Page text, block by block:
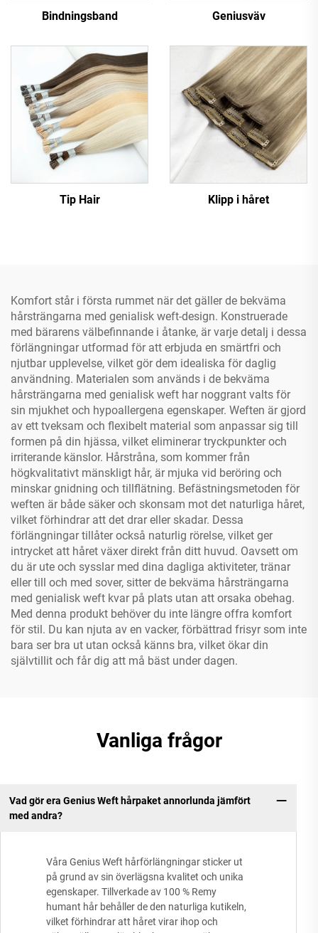
Bindningsband Geniusväv
Tip Hair Klipp i håret
Komfort står i första rummet när det gäller de bekväma
hårsträngarna med genialisk weft-design. Konstruerade
med bärarens välbefinnande i åtanke, är varje detalj i dessa
förlängningar utformad för att erbjuda en smärtfri och
njutbar upplevelse, vilket gör dem idealiska för daglig
användning. Materialen som används i de bekväma
hårsträngarna med genialisk weft har noggrant valts för
sin mjukhet och hypoallergena egenskaper. Weften är gjord
av ett tveksam och flexibelt material som anpassar sig till
formen på din hjässa, vilket eliminerar tryckpunkter och
irriterande känslor. Hårstråna, som kommer från
högkvalitativt mänskligt hår, är mjuka vid beröring och
minskar gnidning och tillflätning. Befästningsmetoden för
weften är både säker och skonsam mot det naturliga håret,
vilket förhindrar att det drar eller skadar. Dessa
förlängningar tillåter också naturlig rörelse, vilket ger
intrycket att håret växer direkt från ditt huvud. Oavsett om
du är ute och sysslar med dina dagliga aktiviteter, tränar
eller till och med sover, sitter de bekväma hårsträngarna
med genialisk weft kvar på plats utan att orsaka obehag.
Med denna produkt behöver du inte längre offra komfort
för stil. Du kan njuta av en vacker, förbättrad frisyr som inte
bara ser bra ut utan också känns bra, vilket ökar din
självtillit och får dig att må bäst under dagen.
Vanliga frågor
Vad gör era Genius Weft hårpaket annorlunda jämfört
med andra?
Våra Genius Weft hårförlängningar sticker ut
på grund av sin överlägsna kvalitet och unika
egenskaper. Tillverkade av 100 % Remy
humant hår behåller de den naturliga kutikeln,
vilket förhindrar att håret virar ihop och